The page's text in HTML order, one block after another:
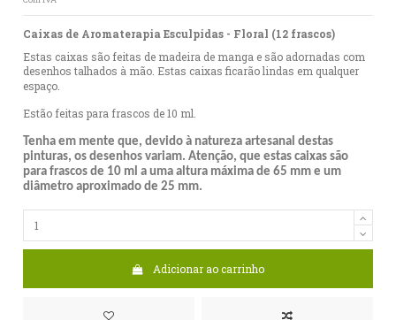
Caixas de Aromaterapia Esculpidas - Floral (12 frascos)
Estas caixas são feitas de madeira de manga e são adornadas com
desenhos talhados à mão. Estas caixas ficarão lindas em qualquer
espaço.
Estão feitas para frascos de 10 ml.
Tenha em mente que, devido à natureza artesanal destas
pinturas, os desenhos variam. Atenção, que estas caixas são
para frascos de 10 ml a uma altura máxima de 65 mm e um
diâmetro aproximado de 25 mm.
Adicionar ao carrinho